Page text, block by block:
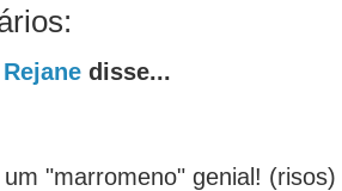
disse...
"marromeno" genial!